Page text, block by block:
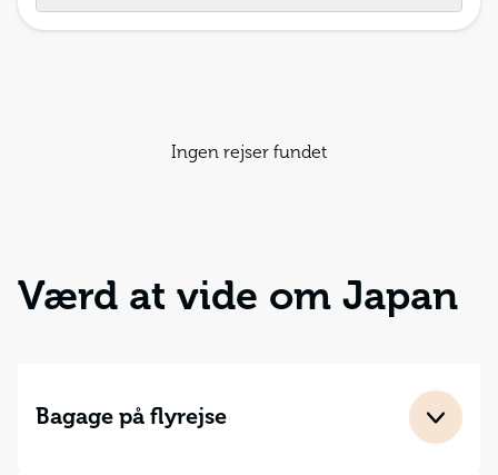
Ingen rejser fundet
Værd at vide om Japan
Bagage på flyrejse